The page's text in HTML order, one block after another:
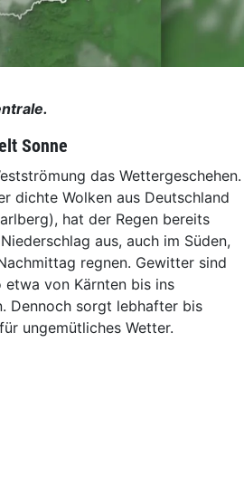
Sonne
das Wettergeschehen.
dichte Wolken aus Deutschland
hat der Regen bereits
aus, auch im Süden,
regnen. Gewitter sind
etwa von Kärnten bis ins
Dennoch sorgt lebhafter bis
ungemütliches Wetter.